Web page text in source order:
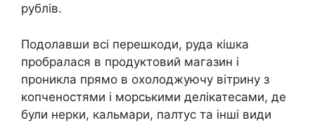
рублів.
Подолавши всі перешкоди, руда кішка
пробралася в продуктовий магазин і
проникла прямо в охолоджуючу вітрину з
копченостями і морськими делікатесами, де
були нерки, кальмари, палтус та інші види